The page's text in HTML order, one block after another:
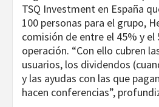
TSQ Investment en España
100 personas para el grupo,
comisión de entre el 45% y el
operación. “Con ello cubren
usuarios, los dividendos
y las ayudas con las que
hacen conferencias”,